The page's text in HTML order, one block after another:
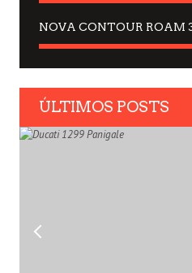
NOVA CONTOUR ROAM
ÚLTIMOS POSTS